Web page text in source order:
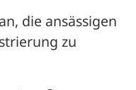
die ansässigen
zu